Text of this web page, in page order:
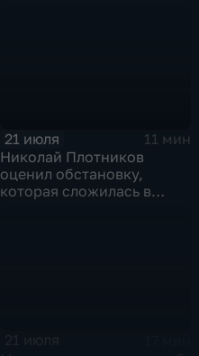
21 июля
11 мин
Николай Плотников
оценил обстановку,
которая сложилась в